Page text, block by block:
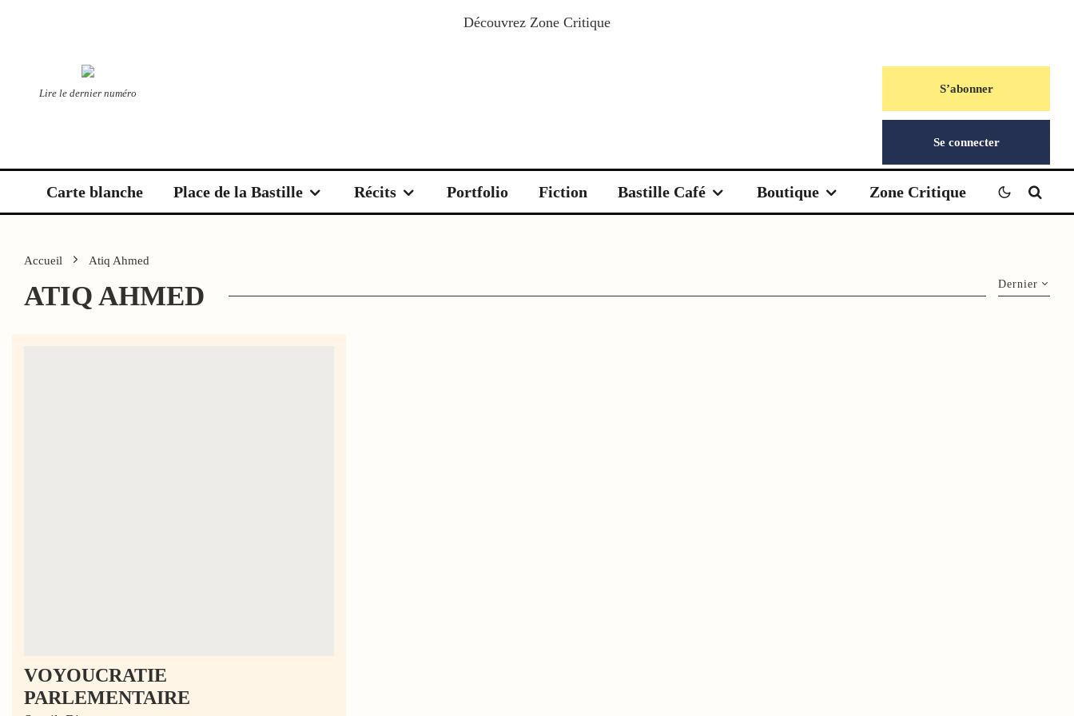
Découvrez Zone Critique
Lire le dernier numéro S’abonner
Se connecter
Carte blanche Place de la Bastille Récits Portfolio Fiction Bastille Café Boutique Zone Critique
Accueil Atiq Ahmed
Dernier
ATIQ AHMED
VOYOUCRATIE
PARLEMENTAIRE